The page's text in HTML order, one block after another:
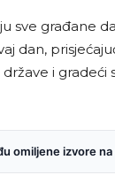
sve građane
dan,
i gradeći
omiljene izvore na